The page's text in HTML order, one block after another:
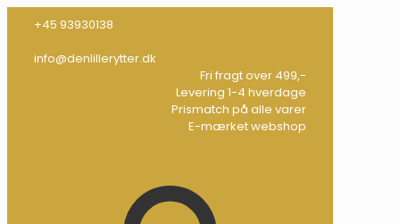
+45 93930138
info@denlillerytter.dk
Fri fragt over 499,-
Levering 1-4 hverdage
Prismatch på alle varer
E-mærket webshop